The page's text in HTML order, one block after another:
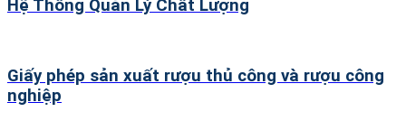
Hệ Thống Quản Lý Chất Lượng
Giấy phép sản xuất rượu thủ công và rượu công
nghiệp